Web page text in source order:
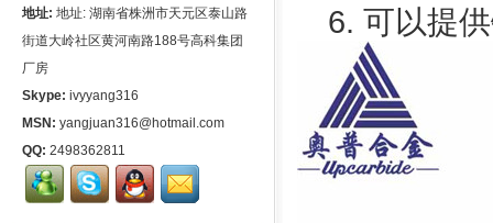
地址: 地址: 湖南省株洲市天元区泰山路
街道大岭社区黄河南路188号高科集团
厂房
Skype: ivyyang316
MSN: yangjuan316@hotmail.com
QQ: 2498362811
6. 可以提